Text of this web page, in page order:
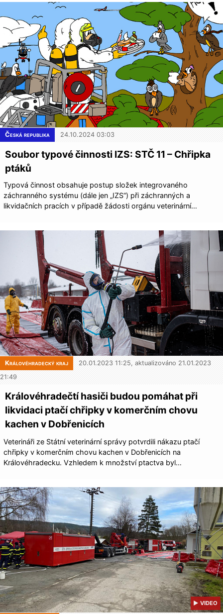
Česká republika 24.10.2024 03:03
Soubor typové činnosti IZS: STČ 11 – Chřipka
ptáků
Typová činnost obsahuje postup složek integrovaného
záchranného systému (dále jen „IZS“) při záchranných a
likvidačních pracích v případě žádosti orgánu veterinární…
Královéhradecký kraj
20.01.2023 11:25, aktualizováno 21.01.2023
21:49
Královéhradečtí hasiči budou pomáhat při
likvidaci ptačí chřipky v komerčním chovu
kachen v Dobřenicích
Veterináři ze Státní veterinární správy potvrdili nákazu ptačí
chřipky v komerčním chovu kachen v Dobřenicích na
Královéhradecku. Vzhledem k množství ptactva byl…
▶ VIDEO